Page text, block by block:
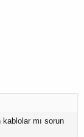
mı sorun